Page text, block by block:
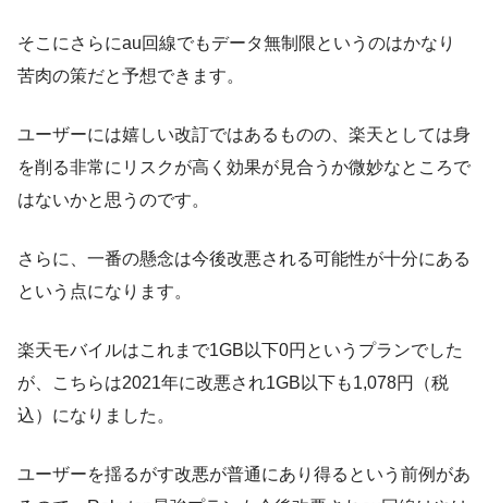
そこにさらにau回線でもデータ無制限というのはかなり
苦肉の策だと予想できます。
ユーザーには嬉しい改訂ではあるものの、楽天としては身
を削る非常にリスクが高く効果が見合うか微妙なところで
はないかと思うのです。
さらに、一番の懸念は今後改悪される可能性が十分にある
という点になります。
楽天モバイルはこれまで1GB以下0円というプランでした
が、こちらは2021年に改悪され1GB以下も1,078円（税
込）になりました。
ユーザーを揺るがす改悪が普通にあり得るという前例があ